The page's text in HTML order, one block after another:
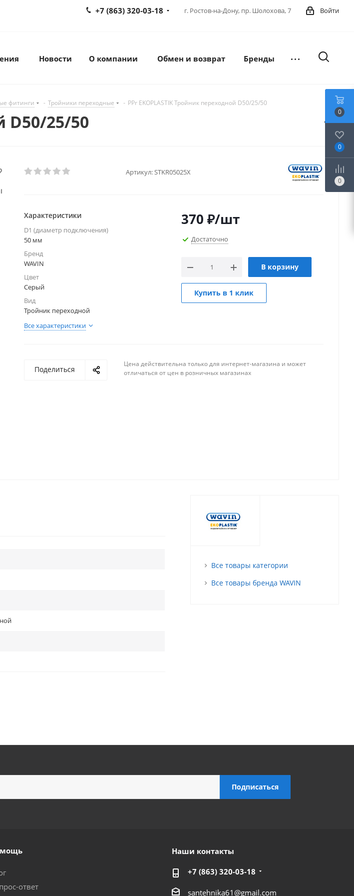
Войти
г. Ростов-на-Дону, пр. Шолохова, 7
+7 (863) 320-03-18
Новости О компании Обмен и возврат Бренды
фитинги - Тройники переходные - PPr EKOPLASTIK Тройник переходной D50/25/50
D50/25/50
Артикул:STKR05025X
Характеристики
D1 (диаметр подключения)
50 мм
Бренд
WAVIN
Цвет
Серый
Вид
Тройник переходной
Все характеристики
370 ₽/шт
Достаточно
В корзину
Купить в 1 клик
Поделиться
Цена действительна только для интернет-магазина и может
отличаться от цен в розничных магазинах
Все товары категории
Все товары бренда WAVIN
ответ
Наши контакты
+7 (863) 320-03-18
santehnika61@gmail.com
0
0
0